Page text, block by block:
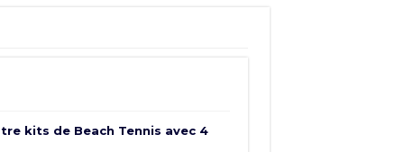
kits de Beach Tennis avec 4